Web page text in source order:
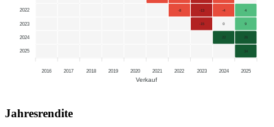
2022
2023
2024
2025
-8 -13 -4 4
-15 0 9
22 26
34
2016 2017 2018 2019 2020 2021 2022 2023 2024 2025
Verkauf
Jahresrendite